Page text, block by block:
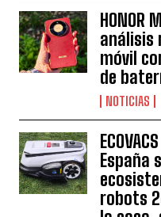
HONOR
análisis
móvil
de
NOTICIAS
España
robots